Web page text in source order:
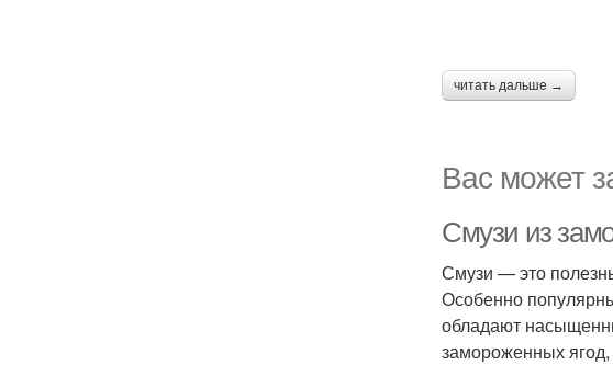
читать дальше →
Вас может
Смузи из
Смузи — это
Особенно
обладают
замороженных